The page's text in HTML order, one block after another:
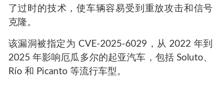
了过时的技术，使车辆容易受到重放攻击和信号
克隆。
该漏洞被指定为 CVE-2025-6029，从 2022 年到
2025 年影响厄瓜多尔的起亚汽车，包括 Soluto、
Río 和 Picanto 等流行车型。